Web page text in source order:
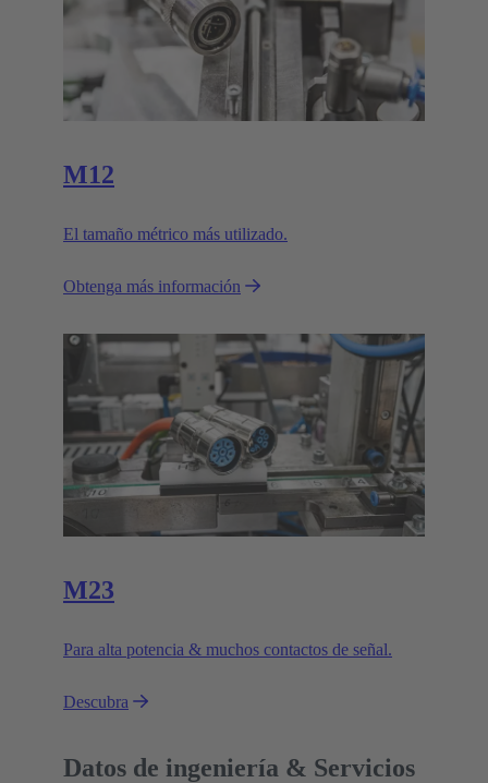
M12
El tamaño métrico más utilizado.
Obtenga más información
M23
Para alta potencia & muchos contactos de señal.
Descubra
Datos de ingeniería & Servicios